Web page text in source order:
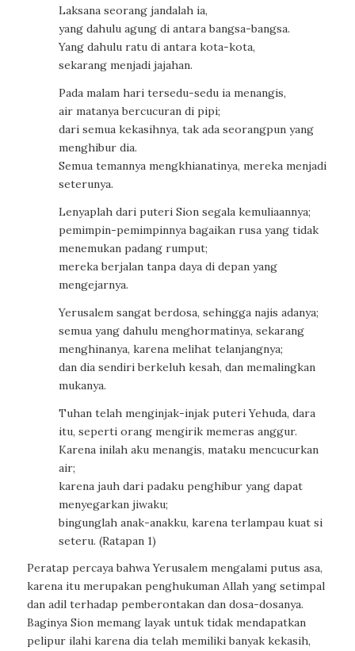
Laksana seorang jandalah ia,
yang dahulu agung di antara bangsa-bangsa.
Yang dahulu ratu di antara kota-kota,
sekarang menjadi jajahan.
Pada malam hari tersedu-sedu ia menangis,
air matanya bercucuran di pipi;
dari semua kekasihnya, tak ada seorangpun yang
menghibur dia.
Semua temannya mengkhianatinya, mereka menjadi
seterunya.
Lenyaplah dari puteri Sion segala kemuliaannya;
pemimpin-pemimpinnya bagaikan rusa yang tidak
menemukan padang rumput;
mereka berjalan tanpa daya di depan yang
mengejarnya.
Yerusalem sangat berdosa, sehingga najis adanya;
semua yang dahulu menghormatinya, sekarang
menghinanya, karena melihat telanjangnya;
dan dia sendiri berkeluh kesah, dan memalingkan
mukanya.
Tuhan telah menginjak-injak puteri Yehuda, dara
itu, seperti orang mengirik memeras anggur.
Karena inilah aku menangis, mataku mencucurkan
air;
karena jauh dari padaku penghibur yang dapat
menyegarkan jiwaku;
bingunglah anak-anakku, karena terlampau kuat si
seteru. (Ratapan 1)
Peratap percaya bahwa Yerusalem mengalami putus asa,
karena itu merupakan penghukuman Allah yang setimpal
dan adil terhadap pemberontakan dan dosa-dosanya.
Baginya Sion memang layak untuk tidak mendapatkan
pelipur ilahi karena dia telah memiliki banyak kekasih,